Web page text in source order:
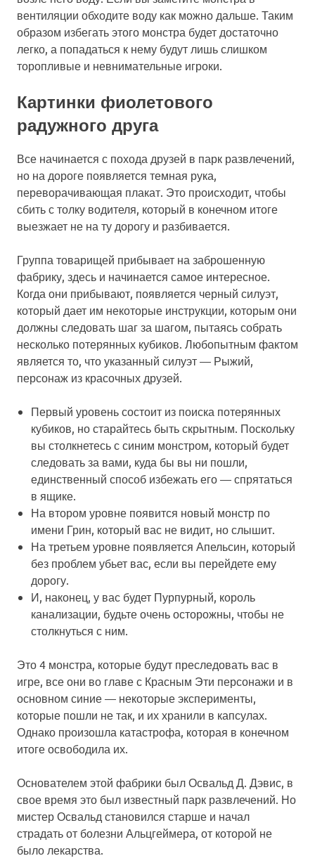
вентиляции обходите воду как можно дальше. Таким
образом избегать этого монстра будет достаточно
легко, а попадаться к нему будут лишь слишком
торопливые и невнимательные игроки.
Картинки фиолетового
радужного друга
Все начинается с похода друзей в парк развлечений,
но на дороге появляется темная рука,
переворачивающая плакат. Это происходит, чтобы
сбить с толку водителя, который в конечном итоге
выезжает не на ту дорогу и разбивается.
Группа товарищей прибывает на заброшенную
фабрику, здесь и начинается самое интересное.
Когда они прибывают, появляется черный силуэт,
который дает им некоторые инструкции, которым они
должны следовать шаг за шагом, пытаясь собрать
несколько потерянных кубиков. Любопытным фактом
является то, что указанный силуэт — Рыжий,
персонаж из красочных друзей.
Первый уровень состоит из поиска потерянных
кубиков, но старайтесь быть скрытным. Поскольку
вы столкнетесь с синим монстром, который будет
следовать за вами, куда бы вы ни пошли,
единственный способ избежать его — спрятаться
в ящике.
На втором уровне появится новый монстр по
имени Грин, который вас не видит, но слышит.
На третьем уровне появляется Апельсин, который
без проблем убьет вас, если вы перейдете ему
дорогу.
И, наконец, у вас будет Пурпурный, король
канализации, будьте очень осторожны, чтобы не
столкнуться с ним.
Это 4 монстра, которые будут преследовать вас в
игре, все они во главе с Красным Эти персонажи и в
основном синие — некоторые эксперименты,
которые пошли не так, и их хранили в капсулах.
Однако произошла катастрофа, которая в конечном
итоге освободила их.
Основателем этой фабрики был Освальд Д. Дэвис, в
свое время это был известный парк развлечений. Но
мистер Освальд становился старше и начал
страдать от болезни Альцгеймера, от которой не
было лекарства.